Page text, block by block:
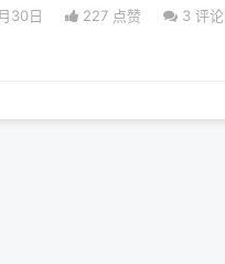
30日 227 点赞 3 评论